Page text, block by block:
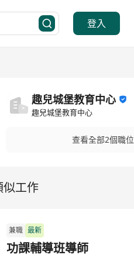
登入
趣兒城堡教育中心
趣兒城堡教育中心
查看全部2個職位
似工作
兼職 最新
功課輔導班導師